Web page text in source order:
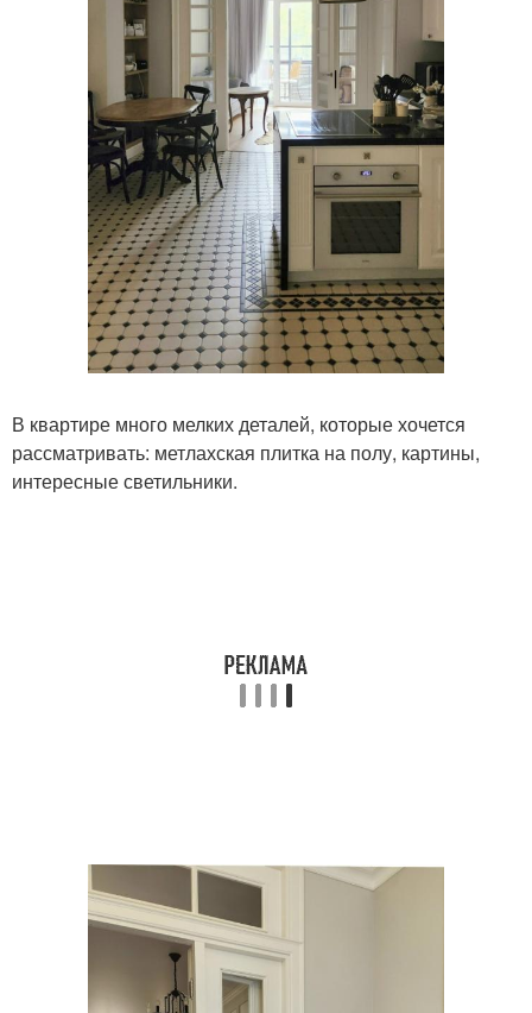
В квартире много мелких деталей, которые хочется
рассматривать: метлахская плитка на полу, картины,
интересные светильники.